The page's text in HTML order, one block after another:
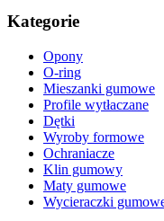
Kategorie
Opony
O-ring
Mieszanki gumowe
Profile wytłaczane
Dętki
Wyroby formowe
Ochraniacze
Klin gumowy
Maty gumowe
Wycieraczki